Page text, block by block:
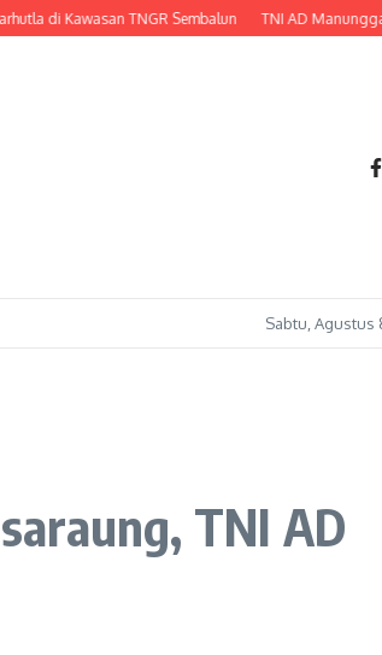
Kawasan TNGR Sembalun TNI AD Manunggal Air
Sabtu, Agustus
TNI AD